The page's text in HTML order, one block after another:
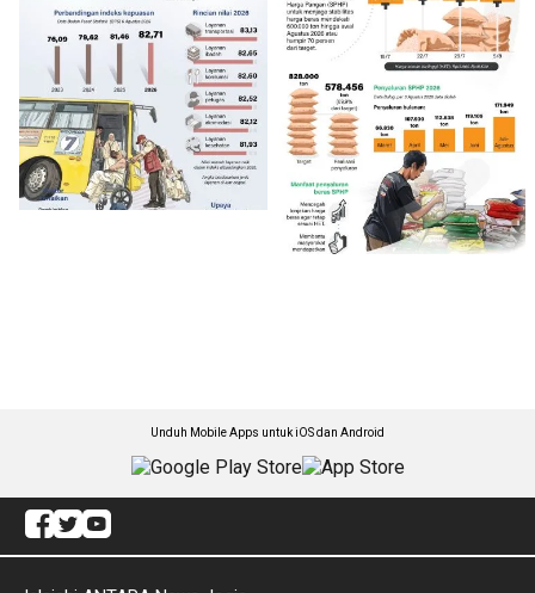
Unduh Mobile Apps untuk iOS dan Android